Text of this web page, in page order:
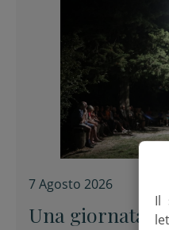
7 Agosto 2026
Una giornata
Il